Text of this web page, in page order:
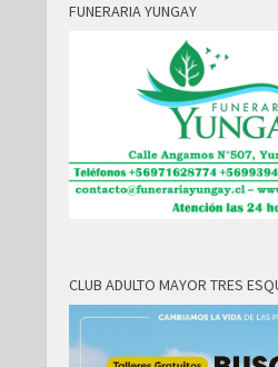
FUNERARIA YUNGAY
CLUB ADULTO MAYOR TRES